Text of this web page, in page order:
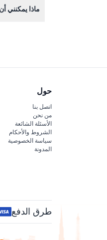
ماذا يمكنني
حول
اتصل بنا
من نحن
الأسئلة الشائعة
الشروط والأحكام
سياسة الخصوصية
المدونة
طرق الدفع